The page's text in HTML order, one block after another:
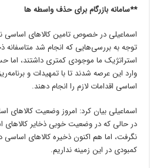
**سامانه بازرگام برای حذف واسطه ها
اسماعیلی در خصوص تامین کالاهای اساسی
توجه به بررسی‌هایی که انجام شد متاسفانه
استراتژیک ما موجودی کمتری داشتند،
وارد این عرصه شدند تا با تمهیدات و
اساسی اقدامات لازم را انجام دهند.
اسماعیلی بیان کرد: امروز وضعیت
در حالی که در وضعیت خوبی ذخایر
نگرفت، اما هم اکنون ذخیره کالاهای اساسی
کمبودی در این زمینه نداریم.